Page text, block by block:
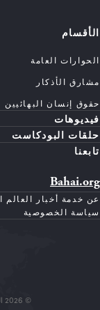
الأقسام
الحوارات العامة
مشارق الأذكار
حقوق إنسان البهائيين
فيديوهات
حلقات البودكاست
تابعنا
Bahai.org
عن خدمة أخبار العالم
سياسة الخصوصية
© 2026 المجتمع الدولي البهائي. جميع الحقوق محفوظة.